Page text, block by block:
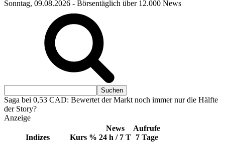
Sonntag, 09.08.2026 - Börsentäglich über 12.000 News
Saga bei 0,53 CAD: Bewertet der Markt noch immer nur die Hälfte
der Story?
Anzeige
Indizes Kurs %
News
24 h / 7 T
Aufrufe
7 Tage